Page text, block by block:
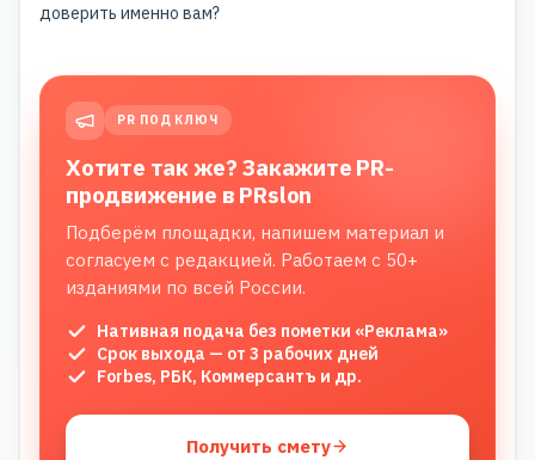
доверить именно вам?
PR ПОД КЛЮЧ
Хотите так же? Закажите PR-
продвижение в PRslon
Подберём площадки, напишем материал и
согласуем с редакцией. Работаем с 50+
изданиями по всей России.
Нативная подача без пометки «Реклама»
Срок выхода — от 3 рабочих дней
Forbes, РБК, Коммерсантъ и др.
Получить смету